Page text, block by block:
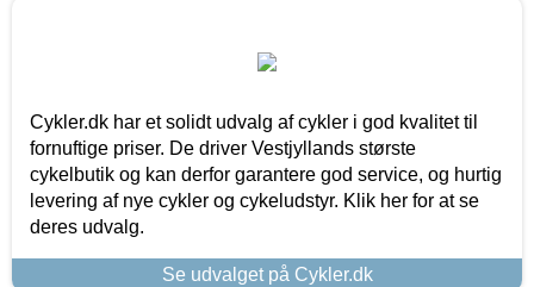
Cykler.dk har et solidt udvalg af cykler i god kvalitet til
fornuftige priser. De driver Vestjyllands største
cykelbutik og kan derfor garantere god service, og hurtig
levering af nye cykler og cykeludstyr. Klik her for at se
deres udvalg.
Se udvalget på Cykler.dk